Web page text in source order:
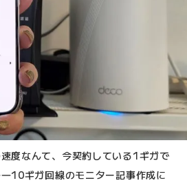
度なんて、今契約している1ギガで
ギガ回線のモニター記事作成に